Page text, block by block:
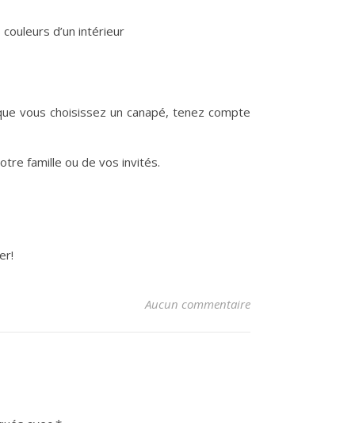
d’un intérieur
vous choisissez un canapé, tenez compte
famille ou de vos invités.
Aucun commentaire